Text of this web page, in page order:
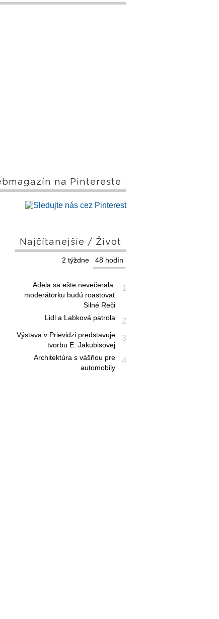
na Pintereste
Najčítanejšie / Život
48 hodín
2 týždne
1
Adela sa ešte nevečerala:
moderátorku budú roastovať
Silné Reči
2
Lidl a Labková patrola
3
Výstava v Prievidzi predstavuje
tvorbu E. Jakubisovej
4
Architektúra s vášňou pre
automobily